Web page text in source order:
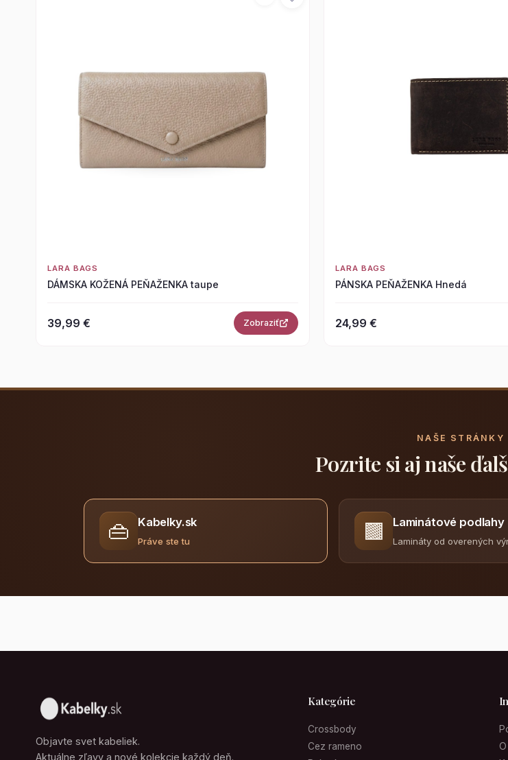
LARA BAGS
DÁMSKA KOŽENÁ PEŇAŽENKA taupe
39,99 € Zobraziť
LARA BAGS
PÁNSKA PEŇAŽENKA Hnedá
24,99 €
NAŠE STRÁNKY
Pozrite si aj naše
👜 Kabelky.sk
Práve ste tu 🟫 Laminátové podlahy
Lamináty od overených
Objavte svet kabeliek.
Aktuálne zľavy a nové kolekcie každý deň.
Kategórie
Crossbody
Cez rameno